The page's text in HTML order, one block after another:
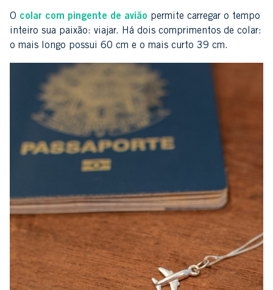
O colar com pingente de avião permite carregar o tempo
inteiro sua paixão: viajar. Há dois comprimentos de colar:
o mais longo possui 60 cm e o mais curto 39 cm.